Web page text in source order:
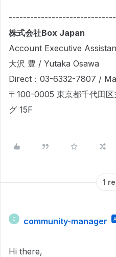
株式会社Box Japan
Account Executive
大沢 豊 / Yutaka Osawa
Direct：03-6332-7807 /
〒100-0005 東京都千代田
グ 15F
1
C community-manager
Hi there,